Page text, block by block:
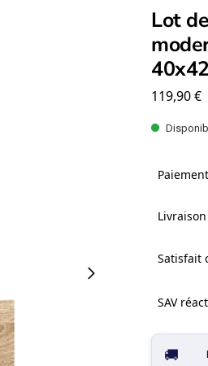
Lot
119,90€
Satisfait
SAV